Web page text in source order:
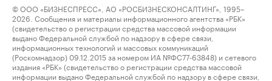
© ООО «БИЗНЕСПРЕСС», АО «РОСБИЗНЕСКОНСАЛТИНГ», 1995–
2026. Сообщения и материалы информационного агентства «РБК»
(свидетельство о регистрации средства массовой информации
выдано Федеральной службой по надзору в сфере связи,
информационных технологий и массовых коммуникаций
(Роскомнадзор) 09.12.2015 за номером ИА №ФС77-63848) и сетевого
издания «РБК» (свидетельство о регистрации средства массовой
информации выдано Федеральной службой по надзору в сфере связи,